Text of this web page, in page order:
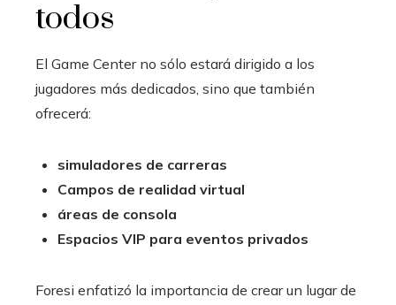
todos
El Game Center no sólo estará dirigido a los
jugadores más dedicados, sino que también
ofrecerá:
simuladores de carreras
Campos de realidad virtual
áreas de consola
Espacios VIP para eventos privados
Foresi enfatizó la importancia de crear un lugar de